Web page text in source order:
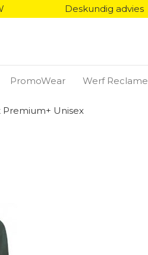
Deskundig advies
PromoWear Werf Reclame
Premium+ Unisex